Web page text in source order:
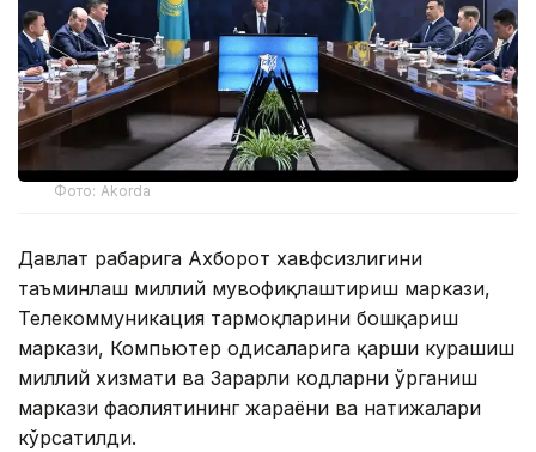
Фото: Akorda
Давлат раҳбарига Ахборот хавфсизлигини
таъминлаш миллий мувофиқлаштириш маркази,
Телекоммуникация тармоқларини бошқариш
маркази, Компьютер ҳодисаларига қарши курашиш
миллий хизмати ва Зарарли кодларни ўрганиш
маркази фаолиятининг жараёни ва натижалари
кўрсатилди.